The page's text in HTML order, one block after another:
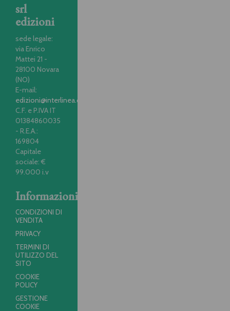
srl
edizioni
sede legale:
via Enrico
Mattei 21 -
28100 Novara
(NO)
E-mail:
edizioni@interlinea.com
C.F. e P.IVA IT
01384860035
- R.E.A.:
169804
Capitale
sociale: €
99.000 i.v
Informazioni
CONDIZIONI DI
VENDITA
PRIVACY
TERMINI DI
UTILIZZO DEL
SITO
COOKIE
POLICY
GESTIONE
COOKIE